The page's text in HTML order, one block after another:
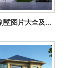
最美二层楼别墅图片大全及全套建筑设计图纸，20万左右